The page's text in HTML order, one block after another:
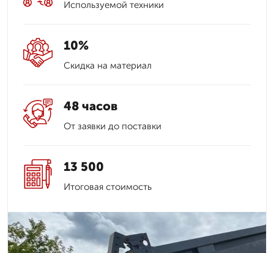
Используемой техники
10%
Скидка на материал
48 часов
От заявки до поставки
13 500
Итоговая стоимость